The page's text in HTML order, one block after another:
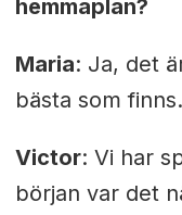
hemmaplan?
Maria: Ja, det
bästa som
Victor: Vi har
början var det